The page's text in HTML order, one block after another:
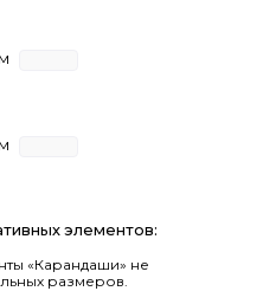
элементов:
«Карандаши» не
размеров.